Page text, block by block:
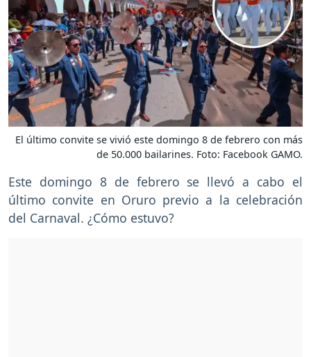
El último convite se vivió este domingo 8 de febrero con más
de 50.000 bailarines. Foto: Facebook GAMO.
Este domingo 8 de febrero se llevó a cabo el
último convite en Oruro previo a la celebración
del Carnaval. ¿Cómo estuvo?